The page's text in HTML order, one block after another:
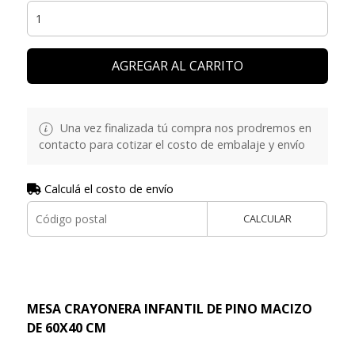
AGREGAR AL CARRITO
Una vez finalizada tú compra nos prodremos en
contacto para cotizar el costo de embalaje y envío
Calculá el costo de envío
CALCULAR
MESA CRAYONERA INFANTIL DE PINO MACIZO
DE 60X40 CM